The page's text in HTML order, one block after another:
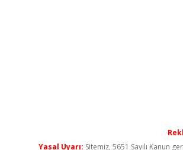
Yasal Uyarı: Sitemiz, 5651 Sayılı Kanun